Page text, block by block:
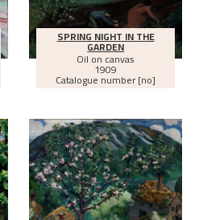
SPRING NIGHT IN THE
GARDEN
Oil on canvas
1909
Catalogue number [no]